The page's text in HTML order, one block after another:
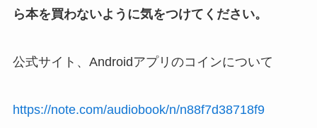
ら本を買わないように気をつけてください。
公式サイト、Androidアプリのコインについて
https://note.com/audiobook/n/n88f7d38718f9